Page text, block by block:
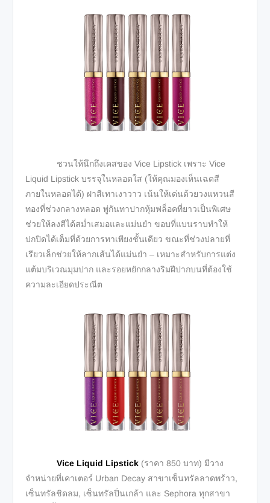
ชวนให้นึกถึงเคสของ Vice Lipstick เพราะ Vice
Liquid Lipstick บรรจุในหลอดใส (ให้คุณมองเห็นเฉดสี
ภายในหลอดได้) ฝาสีเทาเงาวาว เน้นให้เด่นด้วยวงแหวนสี
ทองที่ช่วงกลางหลอด พู่กันทาปากหุ้มฟล็อคที่ยาวเป็นพิเศษ
ช่วยให้ลงสีได้สม่ำเสมอและแม่นยำ ขอบที่แบนราบทำให้
ปกปิดได้เต็มที่ด้วยการทาเพียงชั้นเดียว ขณะที่ช่วงปลายที่
เรียวเล็กช่วยให้ลากเส้นได้แม่นยำ – เหมาะสำหรับการแต่ง
แต้มบริเวณมุมปาก และรอยหยักกลางริมฝีปากบนที่ต้องใช้
ความละเอียดประณีต
Vice Liquid Lipstick (ราคา 850 บาท) มีวาง
จำหน่ายที่เคาเตอร์ Urban Decay สาขาเซ็นทรัลลาดพร้าว,
เซ็นทรัลชิดลม, เซ็นทรัลปิ่นเกล้า และ Sephora ทุกสาขา